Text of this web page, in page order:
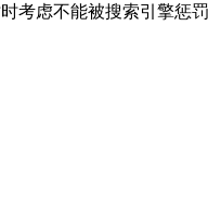
考虑不能被搜索引擎